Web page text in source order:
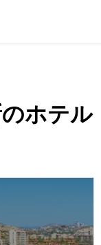
ホテル